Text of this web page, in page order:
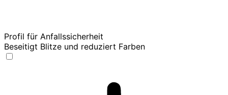
Profil für Anfallssicherheit
Beseitigt Blitze und reduziert Farben